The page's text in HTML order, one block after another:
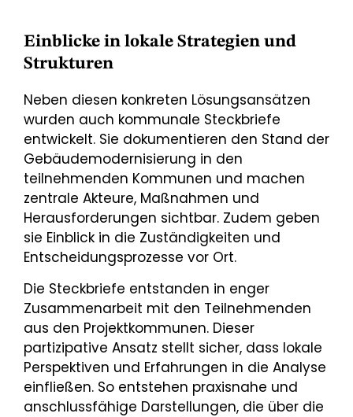
Einblicke in lokale Strategien und
Strukturen
Neben diesen konkreten Lösungsansätzen
wurden auch kommunale Steckbriefe
entwickelt. Sie dokumentieren den Stand der
Gebäudemodernisierung in den
teilnehmenden Kommunen und machen
zentrale Akteure, Maßnahmen und
Herausforderungen sichtbar. Zudem geben
sie Einblick in die Zuständigkeiten und
Entscheidungsprozesse vor Ort.
Die Steckbriefe entstanden in enger
Zusammenarbeit mit den Teilnehmenden
aus den Projektkommunen. Dieser
partizipative Ansatz stellt sicher, dass lokale
Perspektiven und Erfahrungen in die Analyse
einfließen. So entstehen praxisnahe und
anschlussfähige Darstellungen, die über die